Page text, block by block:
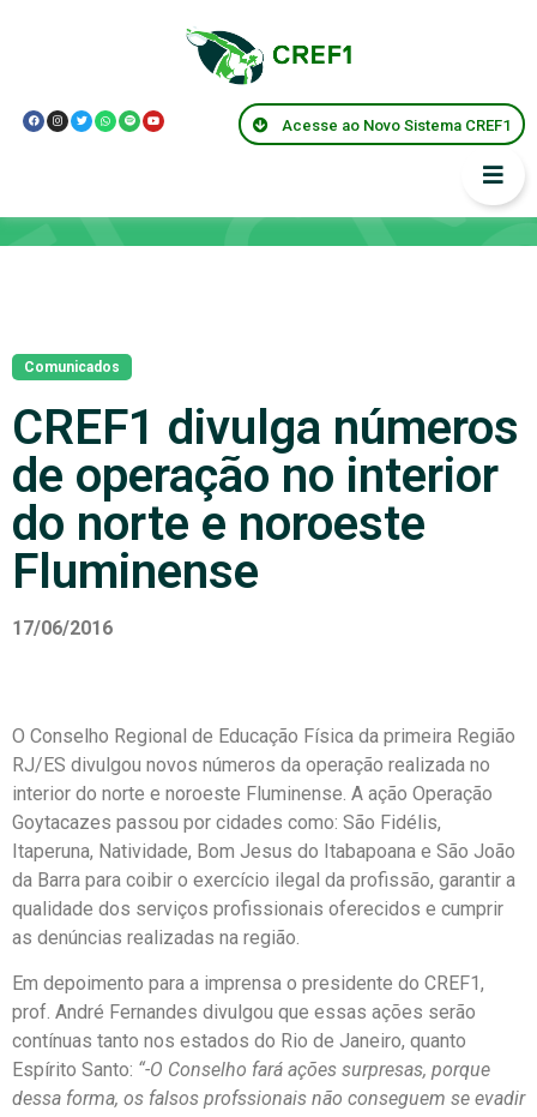
Acesse ao Novo Sistema CREF1
Comunicados
CREF1 divulga números
de operação no interior
do norte e noroeste
Fluminense
17/06/2016
O Conselho Regional de Educação Física da primeira Região
RJ/ES divulgou novos números da operação realizada no
interior do norte e noroeste Fluminense. A ação Operação
Goytacazes passou por cidades como: São Fidélis,
Itaperuna, Natividade, Bom Jesus do Itabapoana e São João
da Barra para coibir o exercício ilegal da profissão, garantir a
qualidade dos serviços profissionais oferecidos e cumprir
as denúncias realizadas na região.
Em depoimento para a imprensa o presidente do CREF1,
prof. André Fernandes divulgou que essas ações serão
contínuas tanto nos estados do Rio de Janeiro, quanto
Espírito Santo: “-O Conselho fará ações surpresas, porque
dessa forma, os falsos profssionais não conseguem se evadir